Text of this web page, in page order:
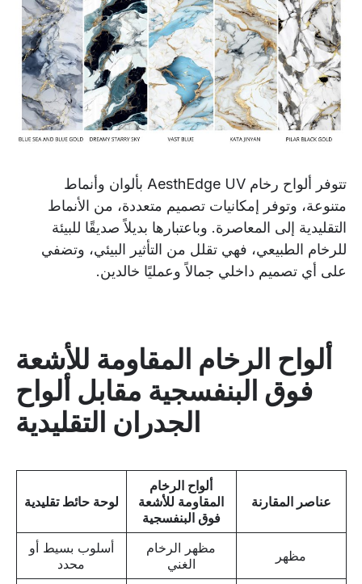
تتوفر ألواح رخام AesthEdge UV بألوان وأنماط
متنوعة، وتوفر إمكانيات تصميم متعددة، من الأنماط
التقليدية إلى المعاصرة. وباعتبارها بديلاً صديقًا للبيئة
للرخام الطبيعي، فهي تقلل من التأثير البيئي، وتضفي
على أي تصميم داخلي جمالاً وعمليًا خالدين.
ألواح الرخام المقاومة للأشعة
فوق البنفسجية مقابل ألواح
الجدران التقليدية
عناصر المقارنة
ألواح الرخام
المقاومة للأشعة
فوق البنفسجية
لوحة حائط تقليدية
مظهر
مظهر الرخام
الغني
أسلوب بسيط أو
محدد